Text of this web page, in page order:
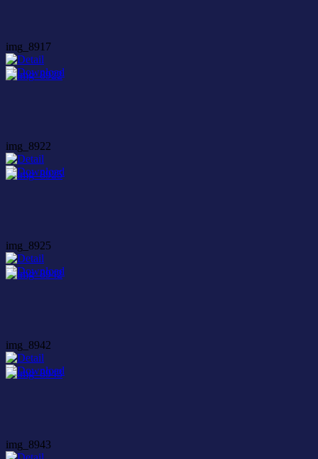
img_8917
img_8922
img_8925
img_8942
img_8943